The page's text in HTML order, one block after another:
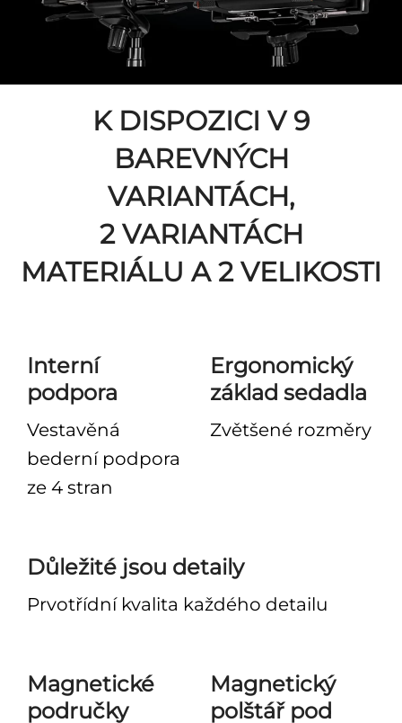
K DISPOZICI V 9
BAREVNÝCH
VARIANTÁCH,
2 VARIANTÁCH
MATERIÁLU A 2 VELIKOSTI
Interní
podpora
Vestavěná
bederní podpora
ze 4 stran
Ergonomický
základ sedadla
Zvětšené rozměry
Důležité jsou detaily
Prvotřídní kvalita každého detailu
Magnetické
područky
Magnetický
polštář pod